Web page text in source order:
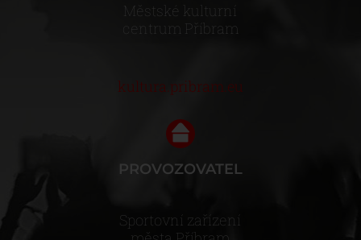
Městské kulturní
centrum Příbram
kultura.pribram.eu
PROVOZOVATEL
Sportovní zařízení